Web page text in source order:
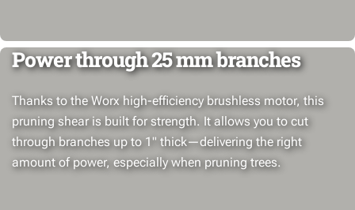
Power through 25 mm branches
Thanks to the Worx high-efficiency brushless motor, this
pruning shear is built for strength. It allows you to cut
through branches up to 1" thick—delivering the right
amount of power, especially when pruning trees.